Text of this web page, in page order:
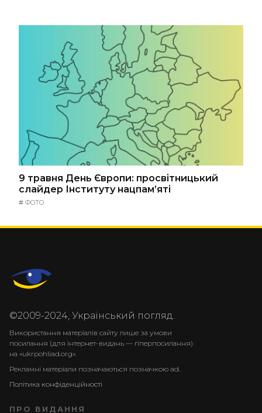
9 травня День Європи: просвітницький
слайдер Інституту нацпам’яті
# ФОТО
©2009-2024, Український погляд.
Використання матеріалів сайту лише за умови
посилання (для інтернет-видань — гіперпосилання)
на «ukrpohliad.org».
Рекламні матеріали позначаються позначкою ad.
Політика конфіденційності
ПРО ВИДАННЯ